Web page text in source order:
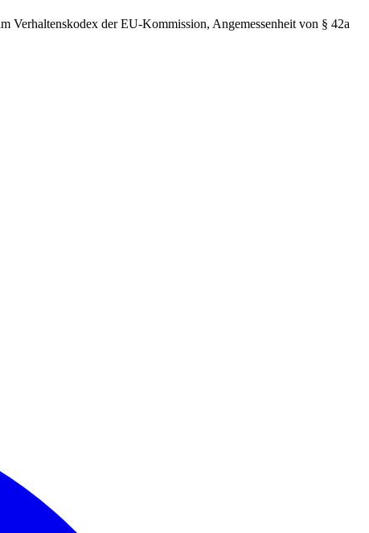
Verhaltenskodex der EU-Kommission, Angemessenheit von § 42a